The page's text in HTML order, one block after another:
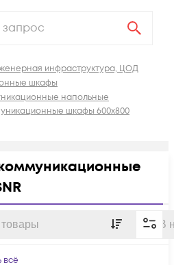
инфраструктура, ЦОД
шкафы
напольные
шкафы 600x800
товары В
всё